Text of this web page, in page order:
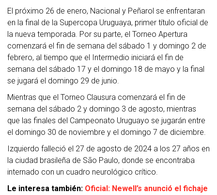
El próximo 26 de enero, Nacional y Peñarol se enfrentaran
en la final de la Supercopa Uruguaya, primer título oficial de
la nueva temporada. Por su parte, el Torneo Apertura
comenzará el fin de semana del sábado 1 y domingo 2 de
febrero, al tiempo que el Intermedio iniciará el fin de
semana del sábado 17 y el domingo 18 de mayo y la final
se jugará el domingo 29 de junio.
Mientras que el Torneo Clausura comenzará el fin de
semana del sábado 2 y domingo 3 de agosto, mientras
que las finales del Campeonato Uruguayo se jugarán entre
el domingo 30 de noviembre y el domingo 7 de diciembre.
Izquierdo falleció el 27 de agosto de 2024 a los 27 años en
la ciudad brasileña de São Paulo, donde se encontraba
internado con un cuadro neurológico crítico.
Le interesa también: Oficial: Newell’s anunció el fichaje